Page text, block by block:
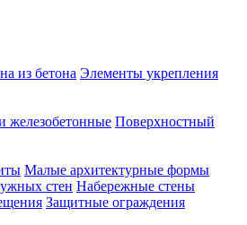
из бетона Элементы укрепления
железобетонные Поверхностный
Малые архитектурные формы
стен Набережные стены
Защитные ограждения